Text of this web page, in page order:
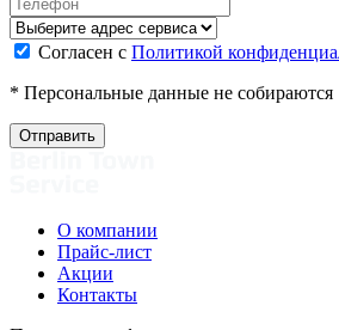
Согласен с Политикой
* Персональные данные не собираются
О компании
Прайс-лист
Акции
Контакты